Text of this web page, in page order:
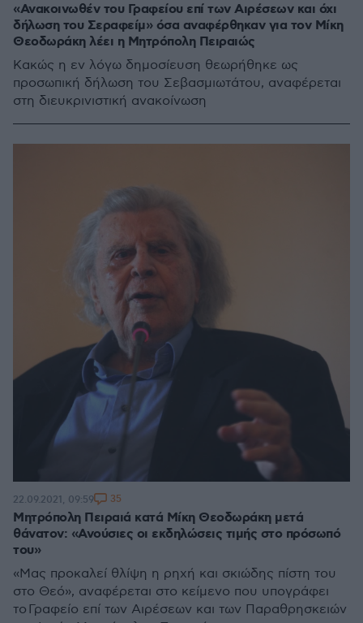
«Ανακοινωθέν του Γραφείου επί των Αιρέσεων και όχι
δήλωση του Σεραφείμ» όσα αναφέρθηκαν για τον Μίκη
Θεοδωράκη λέει η Μητρόπολη Πειραιώς
Κακώς η εν λόγω δημοσίευση θεωρήθηκε ως
προσωπική δήλωση του Σεβασμιωτάτου, αναφέρεται
στη διευκρινιστική ανακοίνωση
Μητρόπολη Πειραιά κατά Μίκη Θεοδωράκη μετά
θάνατον: «Ανούσιες οι εκδηλώσεις τιμής στο πρόσωπό
του»
«Μας προκαλεί θλίψη η ρηχή και σκιώδης πίστη του
στο Θεό», αναφέρεται στο κείμενο που υπογράφει
το Γραφείο επί των Αιρέσεων και των Παραθρησκειών
22.09.2021, 09:59 35